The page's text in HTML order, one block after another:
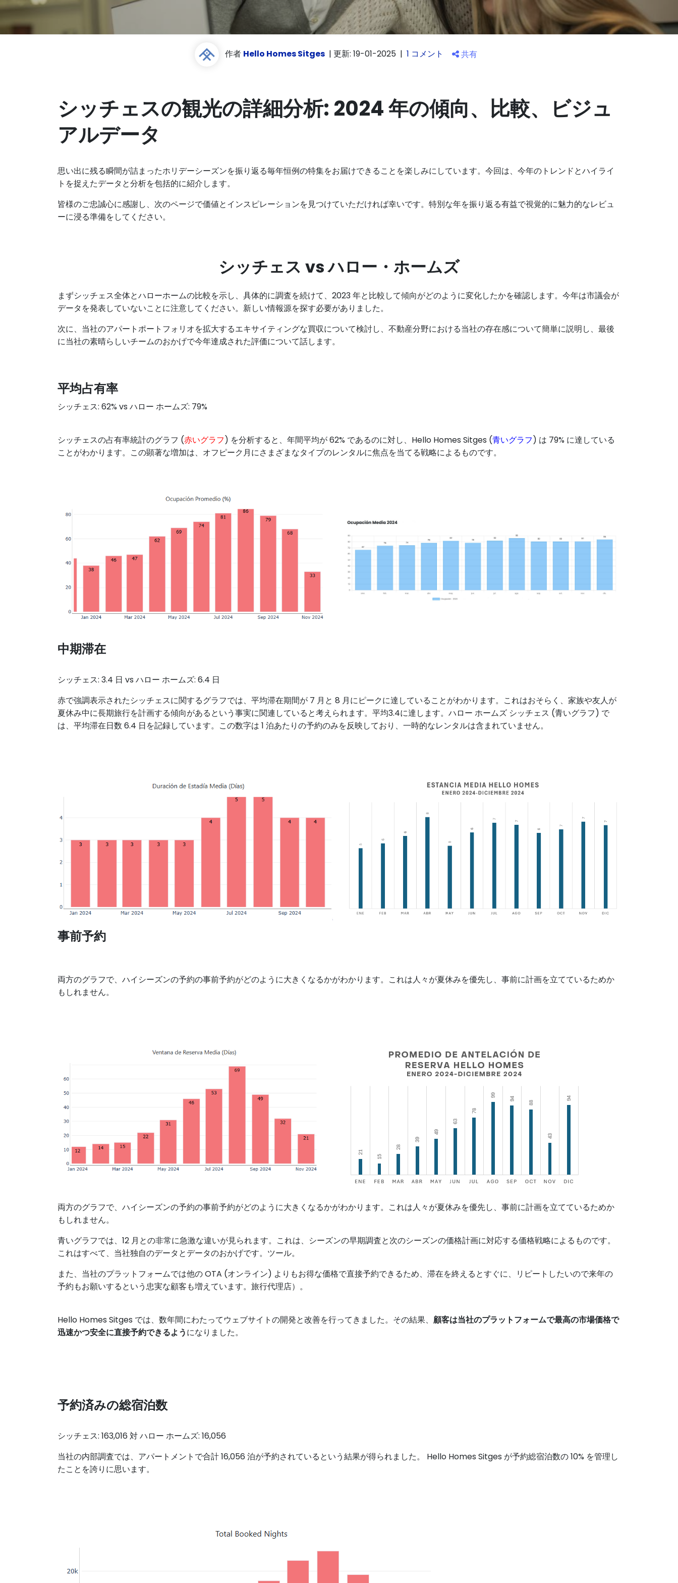
作者 Hello Homes Sitges | 更新: 19-01-2025 | 1 コメント 共有
シッチェスの観光の詳細分析: 2024 年の傾向、比較、ビジュ
アルデータ
思い出に残る瞬間が詰まったホリデーシーズンを振り返る毎年恒例の特集をお届けできることを楽しみにしています。今回は、今年のトレンドとハイライ
トを捉えたデータと分析を包括的に紹介します。
皆様のご忠誠心に感謝し、次のページで価値とインスピレーションを見つけていただければ幸いです。特別な年を振り返る有益で視覚的に魅力的なレビュ
ーに浸る準備をしてください。
シッチェス vs ハロー・ホームズ
まずシッチェス全体とハローホームの比較を示し、具体的に調査を続けて、2023 年と比較して傾向がどのように変化したかを確認します。今年は市議会が
データを発表していないことに注意してください。新しい情報源を探す必要がありました。
次に、当社のアパートポートフォリオを拡大するエキサイティングな買収について検討し、不動産分野における当社の存在感について簡単に説明し、最後
に当社の素晴らしいチームのおかげで今年達成された評価について話します。
平均占有率
シッチェス: 62% vs ハロー ホームズ: 79%
シッチェスの占有率統計のグラフ (赤いグラフ) を分析すると、年間平均が 62% であるのに対し、Hello Homes Sitges (青いグラフ) は 79% に達している
ことがわかります。この顕著な増加は、オフピーク月にさまざまなタイプのレンタルに焦点を当てる戦略によるものです。
中期滞在
シッチェス: 3.4 日 vs ハロー ホームズ: 6.4 日
赤で強調表示されたシッチェスに関するグラフでは、平均滞在期間が 7 月と 8 月にピークに達していることがわかります。これはおそらく、家族や友人が
夏休み中に長期旅行を計画する傾向があるという事実に関連していると考えられます。平均3.4に達します。ハロー ホームズ シッチェス (青いグラフ) で
は、平均滞在日数 6.4 日を記録しています。この数字は 1 泊あたりの予約のみを反映しており、一時的なレンタルは含まれていません。
事前予約
両方のグラフで、ハイシーズンの予約の事前予約がどのように大きくなるかがわかります。これは人々が夏休みを優先し、事前に計画を立てているためか
もしれません。
両方のグラフで、ハイシーズンの予約の事前予約がどのように大きくなるかがわかります。これは人々が夏休みを優先し、事前に計画を立てているためか
もしれません。
青いグラフでは、12 月との非常に急激な違いが見られます。これは、シーズンの早期調査と次のシーズンの価格計画に対応する価格戦略によるものです。
これはすべて、当社独自のデータとデータのおかげです。ツール。
また、当社のプラットフォームでは他の OTA (オンライン) よりもお得な価格で直接予約できるため、滞在を終えるとすぐに、リピートしたいので来年の
予約もお願いするという忠実な顧客も増えています。旅行代理店）。
Hello Homes Sitges では、数年間にわたってウェブサイトの開発と改善を行ってきました。その結果、 顧客は当社のプラットフォームで最高の市場価格で
迅速かつ安全に直接予約できるようになりました。
予約済みの総宿泊数
シッチェス: 163,016 対 ハロー ホームズ: 16,056
当社の内部調査では、アパートメントで合計 16,056 泊が予約されているという結果が得られました。 Hello Homes Sitges が予約総宿泊数の 10% を管理し
たことを誇りに思います。